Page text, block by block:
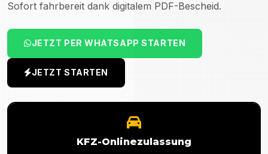
Sofort fahrbereit dank digitalem PDF-Bescheid.
JETZT PER WHATSAPP STARTEN
JETZT STARTEN
KFZ-Onlinezulassung